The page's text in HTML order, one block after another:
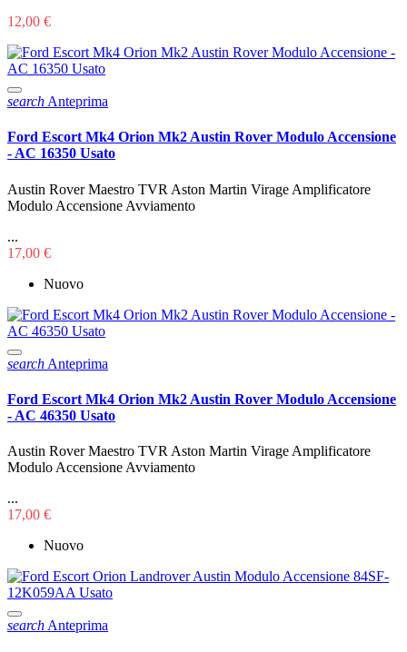
12,00 €
search Anteprima
Ford Escort Mk4 Orion Mk2 Austin Rover Modulo Accensione
- AC 16350 Usato
Austin Rover Maestro TVR Aston Martin Virage Amplificatore
Modulo Accensione Avviamento
...
17,00 €
Nuovo
search Anteprima
Ford Escort Mk4 Orion Mk2 Austin Rover Modulo Accensione
- AC 46350 Usato
Austin Rover Maestro TVR Aston Martin Virage Amplificatore
Modulo Accensione Avviamento
...
17,00 €
Nuovo
search Anteprima